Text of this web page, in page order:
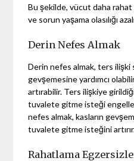
Bu şekilde, vücut daha
ve sorun yaşama olasılığı
Derin Nefes Almak
Derin nefes almak, ters ilişki
gevşemesine yardımcı
artırabilir. Ters ilişkiye
tuvalete gitme isteği
nefes almak, kasların
tuvalete gitme isteğini
Rahatlama